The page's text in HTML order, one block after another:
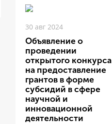
30 авг 2024
Объявление о
проведении
открытого конкурса
на предоставление
грантов в форме
субсидий в сфере
научной и
инновационной
деятельности